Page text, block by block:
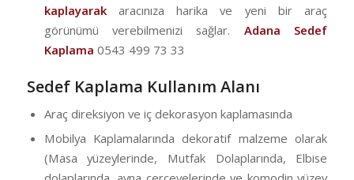
kaplayarakaracınıza harika ve yeni bir araç
görünümü verebilmenizi sağlar. Adana Sedef
Kaplama 0543 499 73 33
Sedef Kaplama Kullanım Alanı
Araç direksiyon ve iç dekorasyon kaplamasında
Mobilya Kaplamalarında dekoratif malzeme olarak
(Masa yüzeylerinde, Mutfak Dolaplarında, Elbise